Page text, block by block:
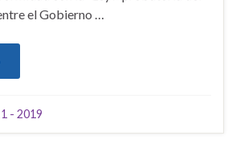
el Gobierno …
- 2019